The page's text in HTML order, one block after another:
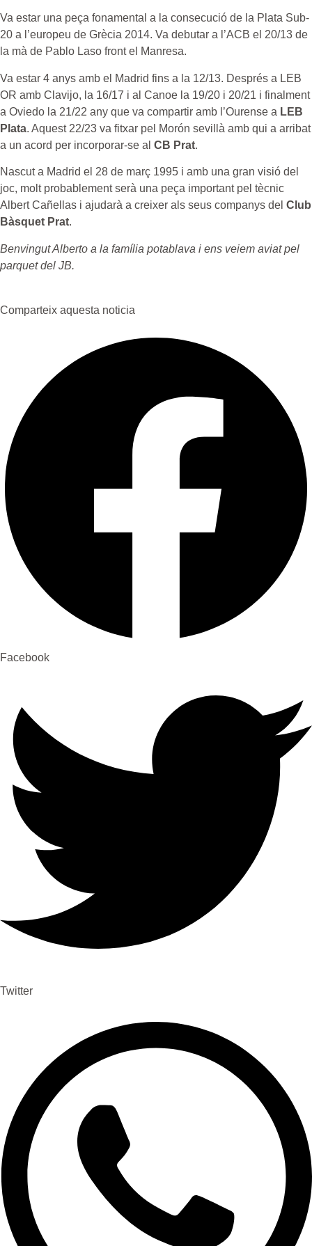
Va estar una peça fonamental a la consecució de la Plata Sub-
20 a l’europeu de Grècia 2014. Va debutar a l’ACB el 20/13 de
la mà de Pablo Laso front el Manresa.
Va estar 4 anys amb el Madrid fins a la 12/13. Després a LEB
OR amb Clavijo, la 16/17 i al Canoe la 19/20 i 20/21 i finalment
a Oviedo la 21/22 any que va compartir amb l’Ourense a LEB
Plata. Aquest 22/23 va fitxar pel Morón sevillà amb qui a arribat
a un acord per incorporar-se al CB Prat.
Nascut a Madrid el 28 de març 1995 i amb una gran visió del
joc, molt probablement serà una peça important pel tècnic
Albert Cañellas i ajudarà a creixer als seus companys del Club
Bàsquet Prat.
Benvingut Alberto a la família potablava i ens veiem aviat pel
parquet del JB.
Comparteix aquesta noticia
Facebook
Twitter